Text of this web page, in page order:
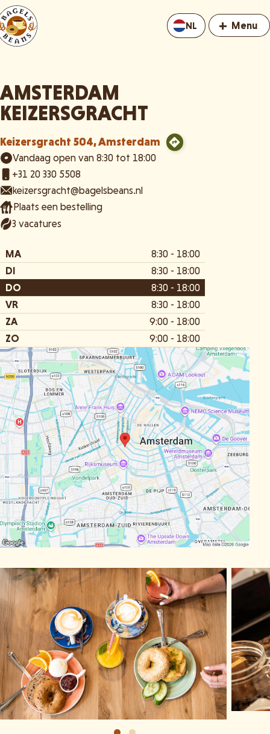
+ Menu
NL
AMSTERDAM
KEIZERSGRACHT
Keizersgracht 504, Amsterdam
Vandaag open van 8:30 tot 18:00
+31 20 330 5508
keizersgracht@bagelsbeans.nl
Plaats een bestelling
3 vacatures
MA
8:30 - 18:00
DI
8:30 - 18:00
DO
8:30 - 18:00
VR
8:30 - 18:00
ZA
9:00 - 18:00
ZO
9:00 - 18:00